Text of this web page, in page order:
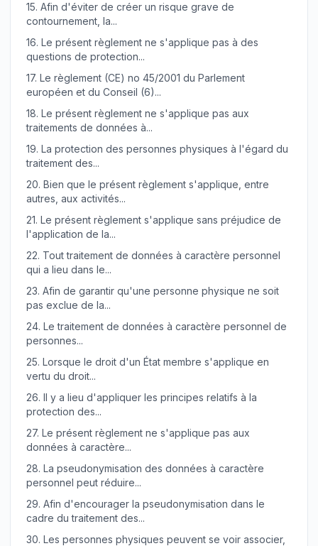
15. Afin d'éviter de créer un risque grave de
contournement, la...
16. Le présent règlement ne s'applique pas à des
questions de protection...
17. Le règlement (CE) no 45/2001 du Parlement
européen et du Conseil (6)...
18. Le présent règlement ne s'applique pas aux
traitements de données à...
19. La protection des personnes physiques à l'égard du
traitement des...
20. Bien que le présent règlement s'applique, entre
autres, aux activités...
21. Le présent règlement s'applique sans préjudice de
l'application de la...
22. Tout traitement de données à caractère personnel
qui a lieu dans le...
23. Afin de garantir qu'une personne physique ne soit
pas exclue de la...
24. Le traitement de données à caractère personnel de
personnes...
25. Lorsque le droit d'un État membre s'applique en
vertu du droit...
26. Il y a lieu d'appliquer les principes relatifs à la
protection des...
27. Le présent règlement ne s'applique pas aux
données à caractère...
28. La pseudonymisation des données à caractère
personnel peut réduire...
29. Afin d'encourager la pseudonymisation dans le
cadre du traitement des...
30. Les personnes physiques peuvent se voir associer,